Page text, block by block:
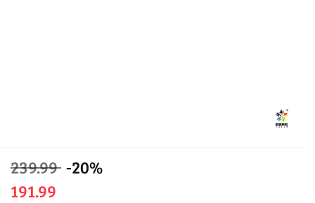
239.99 -20%
191.99